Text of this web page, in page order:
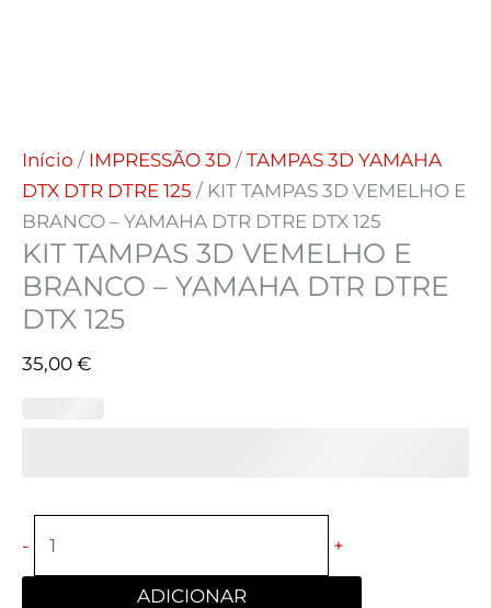
Início / IMPRESSÃO 3D / TAMPAS 3D YAMAHA
DTX DTR DTRE 125 / KIT TAMPAS 3D VEMELHO E
BRANCO – YAMAHA DTR DTRE DTX 125
KIT TAMPAS 3D VEMELHO E
BRANCO – YAMAHA DTR DTRE
DTX 125
35,00 €
- +
ADICIONAR